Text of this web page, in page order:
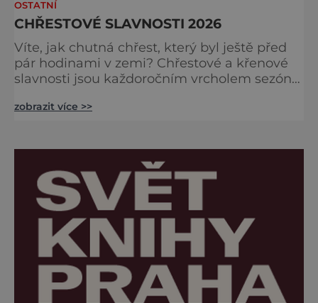
OSTATNÍ
CHŘESTOVÉ SLAVNOSTI 2026
Víte, jak chutná chřest, který byl ještě před
pár hodinami v zemi? Chřestové a křenové
slavnosti jsou každoročním vrcholem sezóny,
společně oslavily „bílé a zelené zlato“
není jen o holandské omáčce. Ochutnáte
jemné krémov
zobrazit více >>